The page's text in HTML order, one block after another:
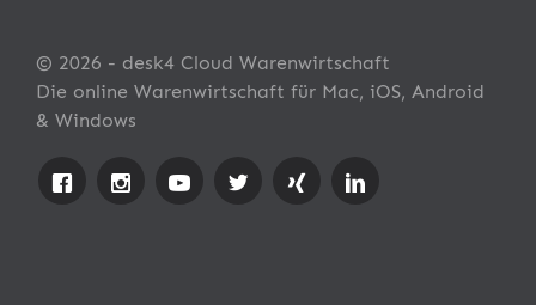
© 2026 - desk4 Cloud Warenwirtschaft
Die online Warenwirtschaft für Mac, iOS, Android
& Windows